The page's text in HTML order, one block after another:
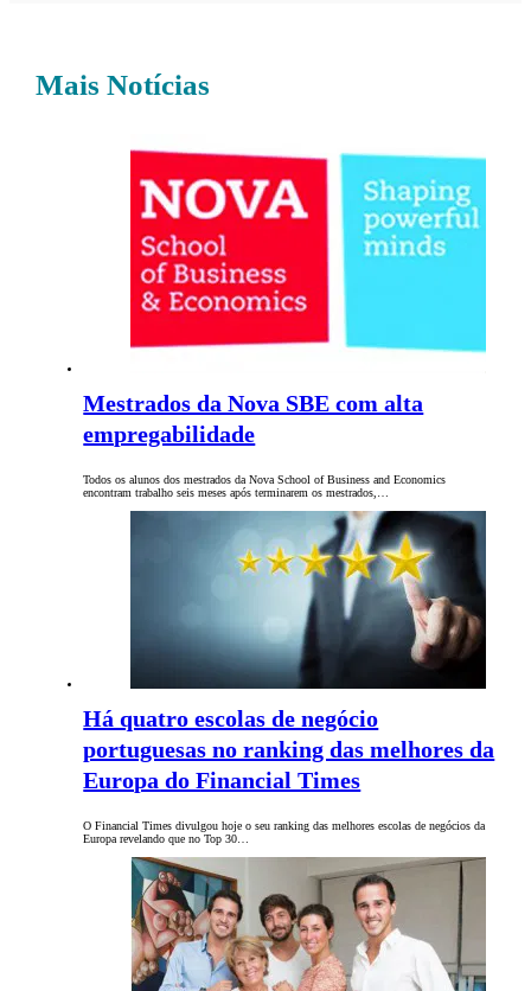
Mais Notícias
Mestrados da Nova SBE com alta
empregabilidade
Todos os alunos dos mestrados da Nova School of Business and Economics
encontram trabalho seis meses após terminarem os mestrados,…
Há quatro escolas de negócio
portuguesas no ranking das melhores da
Europa do Financial Times
O Financial Times divulgou hoje o seu ranking das melhores escolas de negócios da
Europa revelando que no Top 30…